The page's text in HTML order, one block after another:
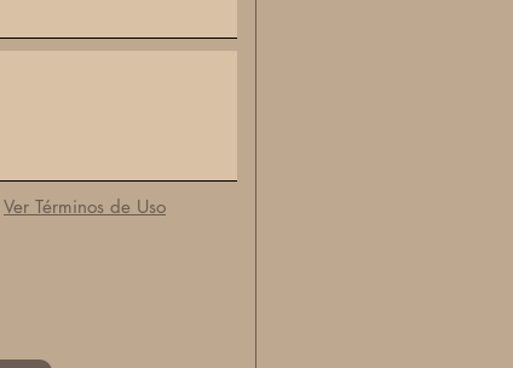
Ver Términos de Uso